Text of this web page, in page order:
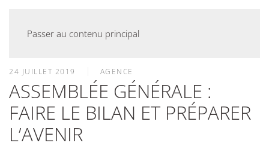
Passer au contenu principal
24 JUILLET 2019 AGENCE
ASSEMBLÉE GÉNÉRALE :
FAIRE LE BILAN ET PRÉPARER
L’AVENIR